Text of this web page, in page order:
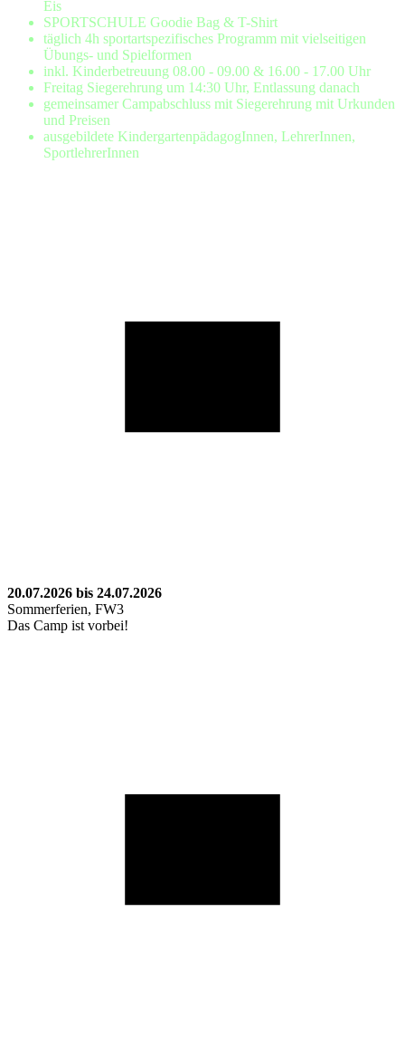
Eis
SPORTSCHULE Goodie Bag & T-Shirt
täglich 4h sportartspezifisches Programm mit vielseitigen
Übungs- und Spielformen
inkl. Kinderbetreuung 08.00 - 09.00 & 16.00 - 17.00 Uhr
Freitag Siegerehrung um 14:30 Uhr, Entlassung danach
gemeinsamer Campabschluss mit Siegerehrung mit Urkunden
und Preisen
ausgebildete KindergartenpädagogInnen, LehrerInnen,
SportlehrerInnen
20.07.2026 bis 24.07.2026
Sommerferien, FW3
Das Camp ist vorbei!